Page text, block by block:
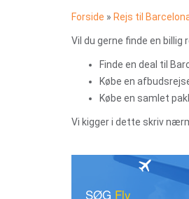
Forside » Rejs til
Vil du gerne finde en billig
Finde en deal til
Købe en
Købe en samlet
Vi kigger i dette skriv